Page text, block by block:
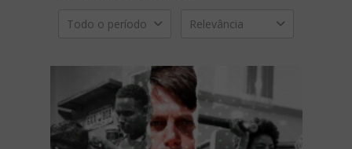
Todo o período Relevância